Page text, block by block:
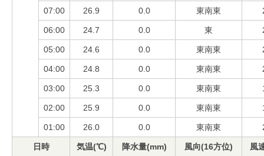
07:00 26.9 0.0 東南東
06:00 24.7 0.0 東
05:00 24.6 0.0 東南東
04:00 24.8 0.0 東南東
03:00 25.3 0.0 東南東
02:00 25.9 0.0 東南東
01:00 26.0 0.0 東南東
日時 気温(℃) 降水量(mm) 風向(16方位) 風